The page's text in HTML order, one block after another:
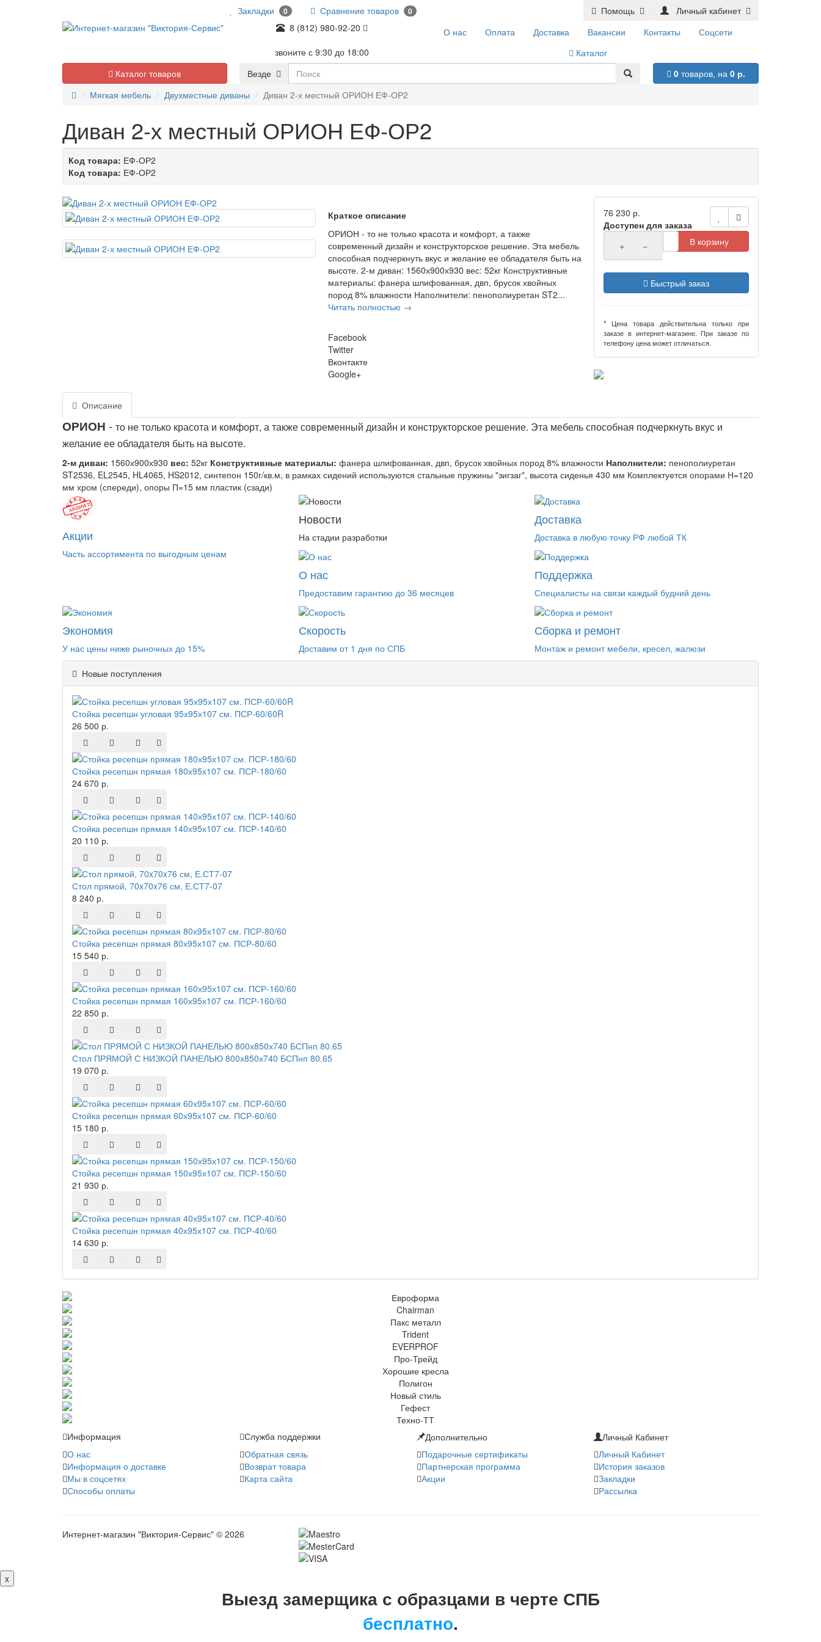
Личный кабинет
Помощь
Закладки 0 Сравнение товаров 0
8 (812) 980-92-20
звоните с 9:30 до 18:00
О нас Оплата Доставка Вакансии Контакты
Соцсети
Каталог
Везде
0товаров, на 0 р.
Каталог товаров
Мягкая мебель
Двухместные диваны Диван 2-х местный ОРИОН ЕФ-ОР2
Диван 2-х местный ОРИОН ЕФ-ОР2
Код товара: ЕФ-ОР2
Код товара: ЕФ-ОР2
Краткое описание
ОРИОН - то не только красота и комфорт, а также
современный дизайн и конструкторское решение. Эта мебель
способная подчеркнуть вкус и желание ее обладателя быть на
высоте. 2-м диван: 1560х900х930 вес: 52кг Конструктивные
материалы: фанера шлифованная, двп, брусок хвойных
пород 8% влажности Наполнители: пенополиуретан ST2...
Читать полностью →
Facebook
Twitter
Вконтакте
Google+
76 230 р.
Доступен для заказа
+
− В корзину
Быстрый заказ
* Цена товара действительна только при
заказе в интернет-магазине. При заказе по
телефону цена может отличаться.
Описание
ОРИОН - то не только красота и комфорт, а также современный дизайн и конструкторское решение. Эта мебель способная подчеркнуть вкус и
желание ее обладателя быть на высоте.
2-м диван: 1560х900х930 вес: 52кг Конструктивные материалы: фанера шлифованная, двп, брусок хвойных пород 8% влажности Наполнители: пенополиуретан
ST2536, EL2545, HL4065, HS2012, синтепон 150г/кв.м, в рамках сидений используются стальные пружины "зигзаг", высота сиденья 430 мм Комплектуется опорами Н=120
мм хром (спереди), опоры П=15 мм пластик (сзади)
Акции
Часть ассортимента по выгодным ценам
Новости
На стадии разработки
Доставка
Доставка в любую точку РФ любой ТК
О нас
Предоставим гарантию до 36 месяцев
Поддержка
Специалисты на связи каждый будний день
Экономия
У нас цены ниже рыночных до 15%
Скорость
Доставим от 1 дня по СПБ
Сборка и ремонт
Монтаж и ремонт мебели, кресел, жалюзи
Новые поступления
Стойка ресепшн угловая 95х95х107 см. ПСР-60/60R
26 500 р.
Стойка ресепшн прямая 180х95х107 см. ПСР-180/60
24 670 р.
Стойка ресепшн прямая 140х95х107 см. ПСР-140/60
20 110 р.
Стол прямой, 70x70x76 см, Е.СТ7-07
8 240 р.
Стойка ресепшн прямая 80х95х107 см. ПСР-80/60
15 540 р.
Стойка ресепшн прямая 160х95х107 см. ПСР-160/60
22 850 р.
Стол ПРЯМОЙ С НИЗКОЙ ПАНЕЛЬЮ 800х850х740 БСПнп 80.65
19 070 р.
Стойка ресепшн прямая 60х95х107 см. ПСР-60/60
15 180 р.
Стойка ресепшн прямая 150х95х107 см. ПСР-150/60
21 930 р.
Стойка ресепшн прямая 40х95х107 см. ПСР-40/60
14 630 р.
Информация
О нас
Информация о доставке
Мы в соцсетях
Способы оплаты
Служба поддержки
Обратная связь
Возврат товара
Карта сайта
Дополнительно
Подарочные сертификаты
Партнерская программа
Акции
Личный Кабинет
Личный Кабинет
История заказов
Закладки
Рассылка
Интернет-магазин "Виктория-Сервис" © 2026
x
Выезд замерщика с образцами в черте СПБ
бесплатно.